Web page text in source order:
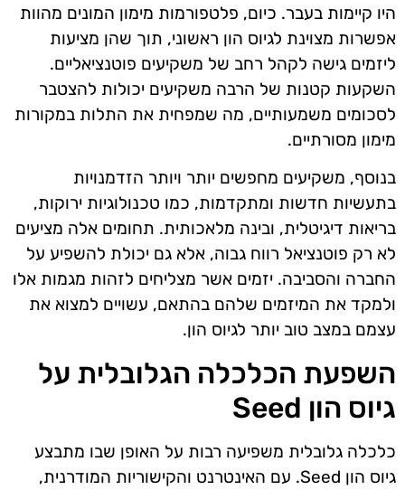
היו קיימות בעבר. כיום, פלטפורמות מימון המונים מהוות
אפשרות מצוינת לגיוס הון ראשוני, תוך שהן מציעות
ליזמים גישה לקהל רחב של משקיעים פוטנציאליים.
השקעות קטנות של הרבה משקיעים יכולות להצטבר
לסכומים משמעותיים, מה שמפחית את התלות במקורות
מימון מסורתיים.
בנוסף, משקיעים מחפשים יותר ויותר הזדמנויות
בתעשיות חדשות ומתקדמות, כמו טכנולוגיות ירוקות,
בריאות דיגיטלית, ובינה מלאכותית. תחומים אלה מציעים
לא רק פוטנציאל רווח גבוה, אלא גם יכולת להשפיע על
החברה והסביבה. יזמים אשר מצליחים לזהות מגמות אלו
ולמקד את המיזמים שלהם בהתאם, עשויים למצוא את
עצמם במצב טוב יותר לגיוס הון.
השפעת הכלכלה הגלובלית על
גיוס הון Seed
כלכלה גלובלית משפיעה רבות על האופן שבו מתבצע
גיוס הון Seed. עם האינטרנט והקישוריות המודרנית,